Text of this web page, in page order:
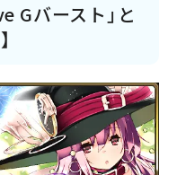
Gバースト」と